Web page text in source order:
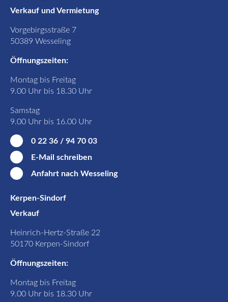
Verkauf und Vermietung
Vorgebirgsstraße 7
50389 Wesseling
Öffnungszeiten:
Montag bis Freitag
9.00 Uhr bis 18.30 Uhr
Samstag
9.00 Uhr bis 16.00 Uhr
0 22 36 / 94 70 03
E-Mail schreiben
Anfahrt nach Wesseling
Kerpen-Sindorf
Verkauf
Heinrich-Hertz-Straße 22
50170 Kerpen-Sindorf
Öffnungszeiten:
Montag bis Freitag
9.00 Uhr bis 18.30 Uhr